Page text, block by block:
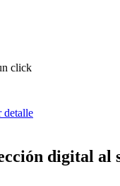
click
detalle
digital al